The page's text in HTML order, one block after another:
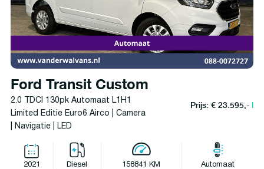
Ford Transit Custom
2.0 TDCI 130pk Automaat L1H1
Limited Editie Euro6 Airco | Camera
| Navigatie | LED
Prijs: € 23.595,-l
2021 Diesel 158841 KM Automaat